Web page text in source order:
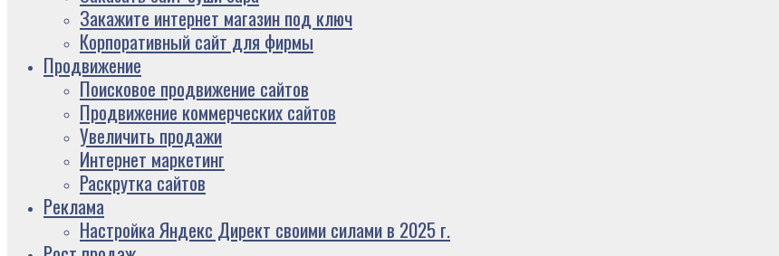
Закажите интернет магазин под ключ
Корпоративный сайт для фирмы
Продвижение
Поисковое продвижение сайтов
Продвижение коммерческих сайтов
Увеличить продажи
Интернет маркетинг
Раскрутка сайтов
Реклама
Настройка Яндекс Директ своими силами в 2025 г.